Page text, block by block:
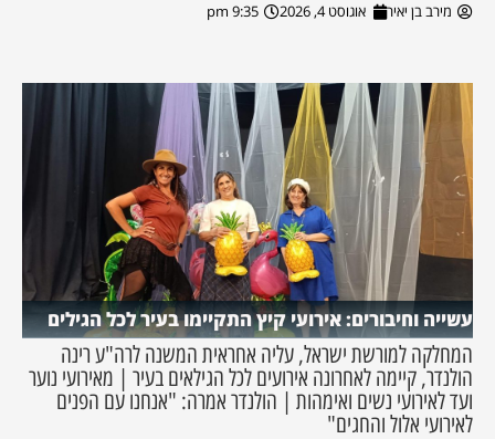
מירב בן יאיר אוגוסט 4, 2026 9:35 pm
עשייה וחיבורים: אירועי קיץ התקיימו בעיר לכל הגילים
המחלקה למורשת ישראל, עליה אחראית המשנה לרה"ע רינה
הולנדר, קיימה לאחרונה אירועים לכל הגילאים בעיר | מאירועי נוער
ועד לאירועי נשים ואימהות | הולנדר אמרה: "אנחנו עם הפנים
לאירועי אלול והחגים"